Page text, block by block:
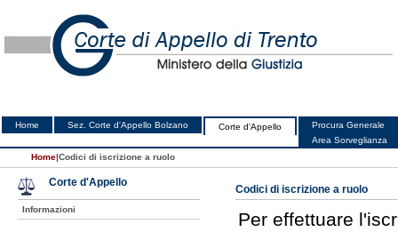
Home Sez. Corte d'Appello Bolzano Corte d'Appello
Procura Generale
Area Sorveglianza
Home|Codici di iscrizione a ruolo
Codici di iscrizione a ruolo
Per effettuare
Corte d'Appello
Informazioni